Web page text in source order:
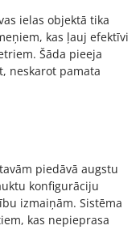
ielas objektā tika
kas ļauj efektīvi
Šāda pieeja
neskarot pamata
piedāvā augstu
konfigurāciju
izmaiņām. Sistēma
kas nepieprasa